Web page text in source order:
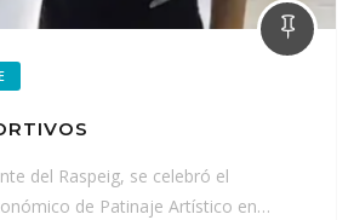
del Raspeig, se celebró el
de Patinaje Artístico en…